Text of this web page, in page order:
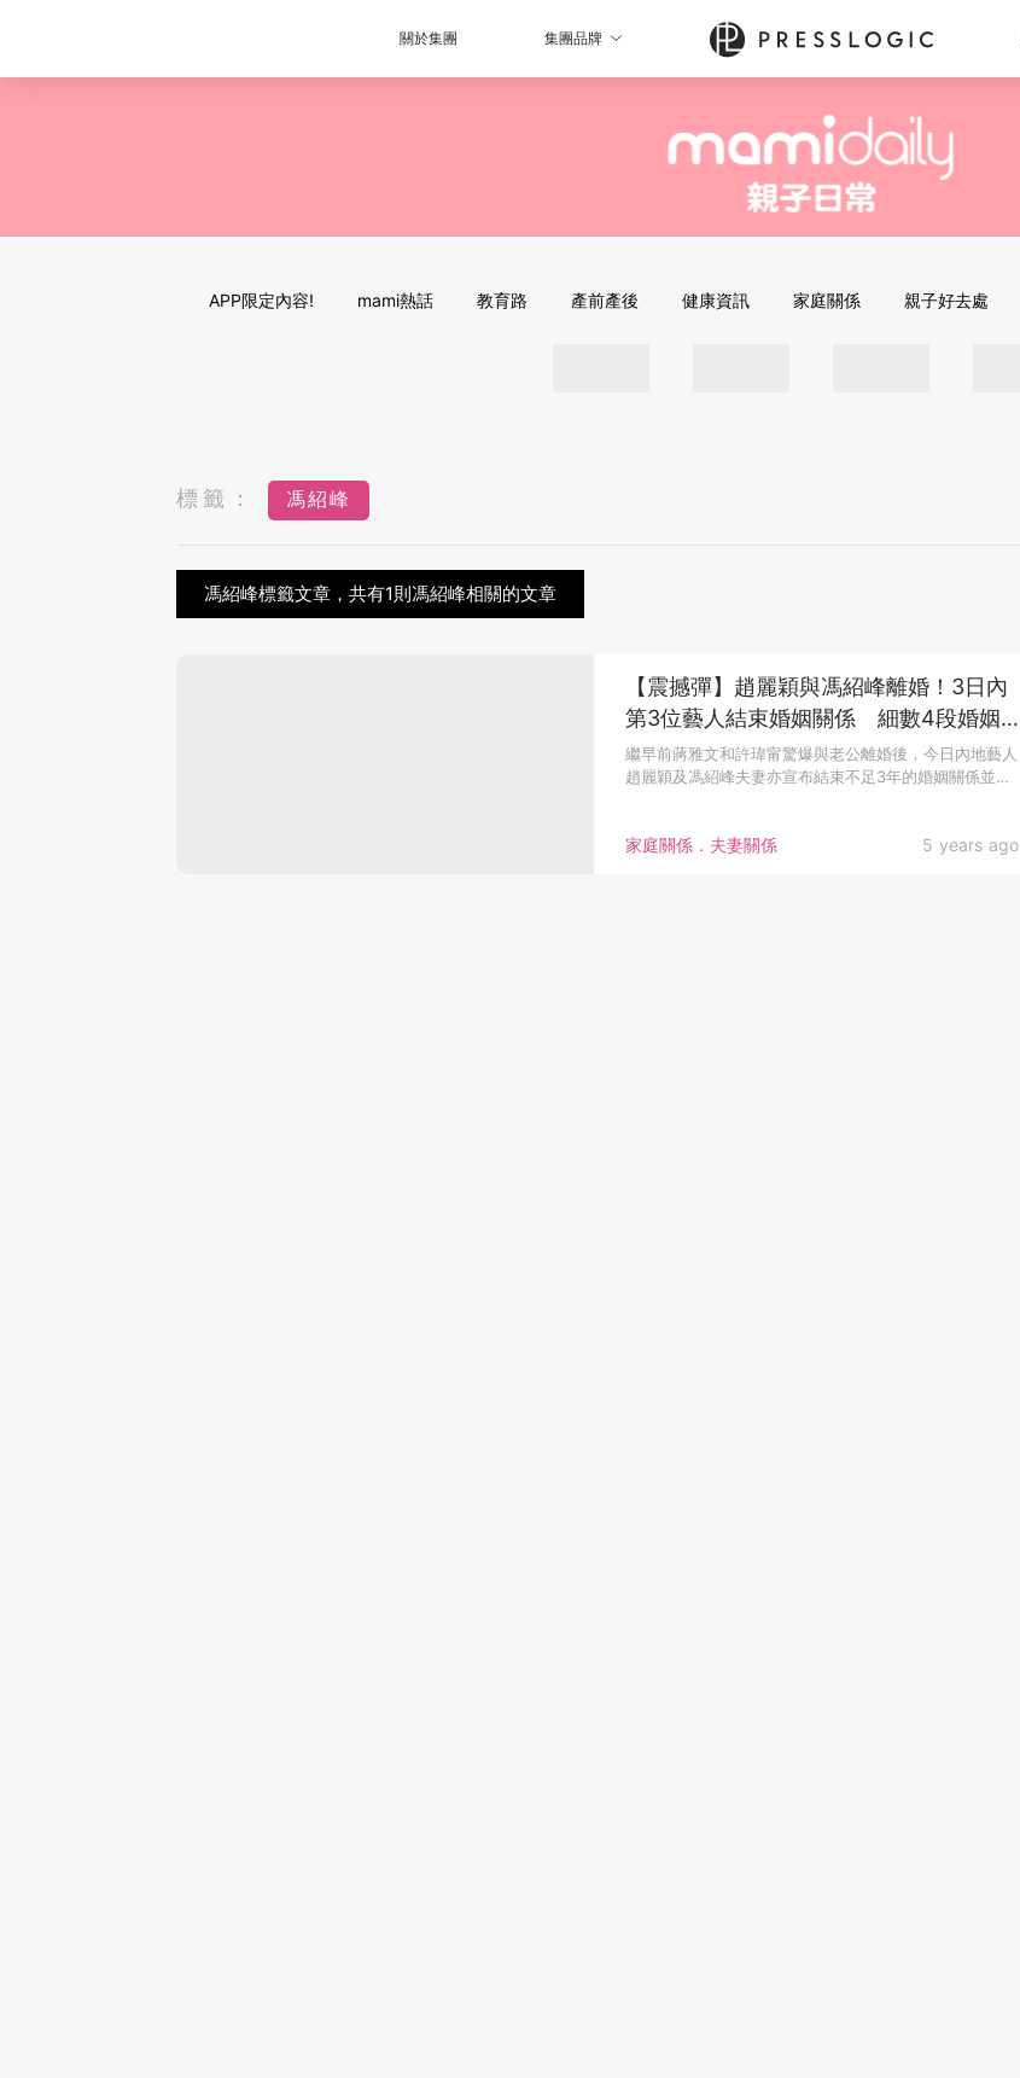
關於集團 集團品牌
APP限定內容! mami熱話 教育路 產前產後 健康資訊 家庭關係 親子好去處
標籤： 馮紹峰
馮紹峰標籤文章，共有1則馮紹峰相關的文章
家庭關係．夫妻關係 5 years ago
【震撼彈】趙麗穎與馮紹峰離婚！3日內
第3位藝人結束婚姻關係 細數4段婚姻
中最艱難的時期
繼早前蔣雅文和許瑋甯驚爆與老公離婚後，今日內地藝人
趙麗穎及馮紹峰夫妻亦宣布結束不足3年的婚姻關係並